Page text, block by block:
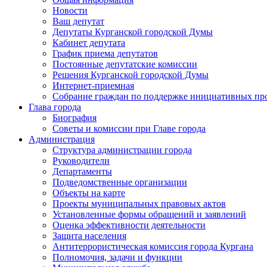
Новости
Ваш депутат
Депутаты Курганской городской Думы
Кабинет депутата
График приема депутатов
Постоянные депутатские комиссии
Решения Курганской городской Думы
Интернет-приемная
Собрание граждан по поддержке инициативных
Глава города
Биография
Советы и комиссии при Главе города
Администрация
Структура администрации города
Руководители
Департаменты
Подведомственные организации
Объекты на карте
Проекты муниципальных правовых актов
Установленные формы обращений и заявлений
Оценка эффективности деятельности
Защита населения
Антитеррористическая комиссия города Кургана
Полномочия, задачи и функции